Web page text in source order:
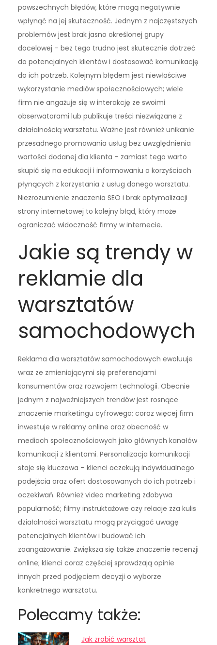
powszechnych błędów, które mogą negatywnie
wpłynąć na jej skuteczność. Jednym z najczęstszych
problemów jest brak jasno określonej grupy
docelowej – bez tego trudno jest skutecznie dotrzeć
do potencjalnych klientów i dostosować komunikację
do ich potrzeb. Kolejnym błędem jest niewłaściwe
wykorzystanie mediów społecznościowych; wiele
firm nie angażuje się w interakcję ze swoimi
obserwatorami lub publikuje treści niezwiązane z
działalnością warsztatu. Ważne jest również unikanie
przesadnego promowania usług bez uwzględnienia
wartości dodanej dla klienta – zamiast tego warto
skupić się na edukacji i informowaniu o korzyściach
płynących z korzystania z usług danego warsztatu.
Niezrozumienie znaczenia SEO i brak optymalizacji
strony internetowej to kolejny błąd, który może
ograniczać widoczność firmy w internecie.
Jakie są trendy w
reklamie dla
warsztatów
samochodowych
Reklama dla warsztatów samochodowych ewoluuje
wraz ze zmieniającymi się preferencjami
konsumentów oraz rozwojem technologii. Obecnie
jednym z najważniejszych trendów jest rosnące
znaczenie marketingu cyfrowego; coraz więcej firm
inwestuje w reklamy online oraz obecność w
mediach społecznościowych jako głównych kanałów
komunikacji z klientami. Personalizacja komunikacji
staje się kluczowa – klienci oczekują indywidualnego
podejścia oraz ofert dostosowanych do ich potrzeb i
oczekiwań. Również video marketing zdobywa
popularność; filmy instruktażowe czy relacje zza kulis
działalności warsztatu mogą przyciągać uwagę
potencjalnych klientów i budować ich
zaangażowanie. Zwiększa się także znaczenie recenzji
online; klienci coraz częściej sprawdzają opinie
innych przed podjęciem decyzji o wyborze
konkretnego warsztatu.
Polecamy także:
Jak zrobić warsztat